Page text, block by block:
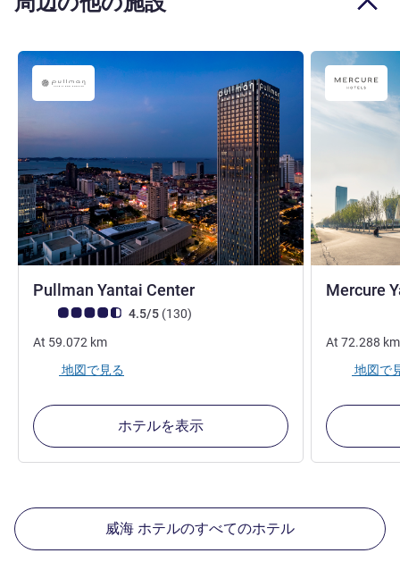
Pullman Yantai Center
お客さまの声 (確認済みレビュー アコーホテルズ)
4.5/5 (130件のレビュー
)
At 59.072 km
地図で見る
ホテルを表示
Mercure
At 72.288 km
地図で
威海 ホテルのすべてのホテル